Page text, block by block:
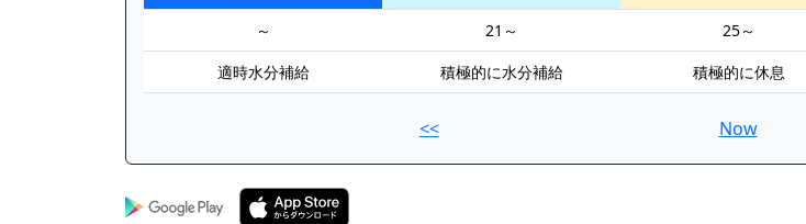
～
21～ 25～
適時水分補給
積極的に水分補給 積極的に休息
<< Now